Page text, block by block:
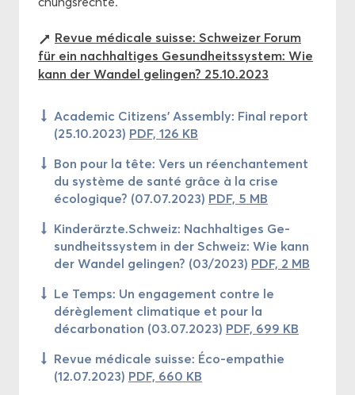
Revue médicale suis­se: Schwei­zer Forum
für ein nach­hal­ti­ges Ge­sund­heits­sys­tem: Wie
kann der Wan­del ge­lin­gen? 25.10.2023
Aca­de­mic Ci­ti­zens' As­sem­bly: Final re­port
(25.10.2023) PDF, 126 KB
Bon pour la tête: Vers un réenchantement
du système de santé grâce à la crise
écologique? (07.07.2023) PDF, 5 MB
Kin­der­ärz­te.Schweiz: Nach­hal­ti­ges Ge­
sund­heits­sys­tem in der Schweiz: Wie kann
der Wan­del ge­lin­gen? (03/2023) PDF, 2 MB
Le Temps: Un en­ga­ge­ment cont­re le
dérèglement cli­ma­tique et pour la
décarbonation (03.07.2023) PDF, 699 KB
Revue médicale suis­se: Éco-​empathie
(12.07.2023) PDF, 660 KB